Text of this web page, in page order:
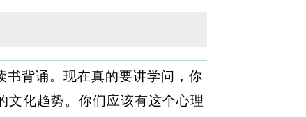
书背诵。现在真的要讲学问，你
文化趋势。你们应该有这个心理